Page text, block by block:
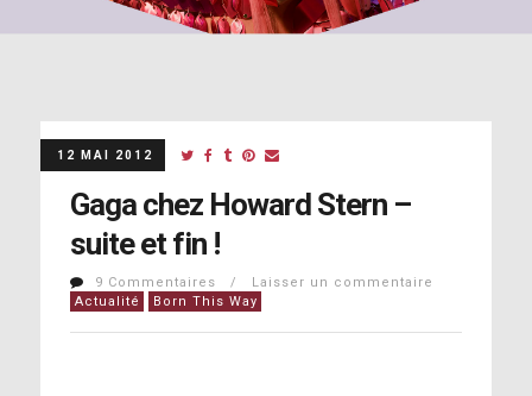
12 MAI 2012
Gaga chez Howard Stern –
suite et fin !
9 Commentaires / Laisser un commentaire
Actualité
Born This Way